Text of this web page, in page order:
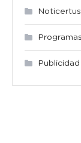
Noticertus
Programas
Publicidad